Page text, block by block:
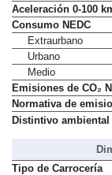
Aceleración 0-100
Consumo NEDC
Extraurbano
Urbano
Medio
Emisiones de CO₂
Normativa de
Distintivo ambiental
Tipo de Carrocería